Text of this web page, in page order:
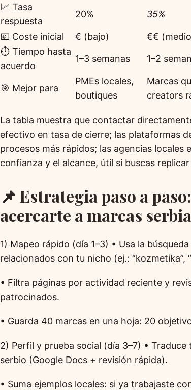
📈 Tasa
respuesta
20% 35%
💶 Coste inicial € (bajo) €€
⏱ Tiempo hasta
acuerdo
1–3 semanas 1–2
🎯 Mejor para
PMEs locales,
boutiques
Marcas
creators
La tabla muestra que contactar
efectivo en tasa de cierre; las plataformas
procesos más rápidos; las agencias locales
confianza y el alcance, útil si buscas
📌 Estrategia paso a
acercarte a marcas
1) Mapeo rápido (día 1–3) • Usa la
relacionados con tu nicho (ej.: “kozmetika”,
• Filtra páginas por actividad reciente y
patrocinados.
• Guarda 40 marcas en una hoja: 20
2) Perfil y prueba social (día 3–7) •
serbio (Google Docs + revisión rápida).
• Suma ejemplos locales: si ya trabajaste